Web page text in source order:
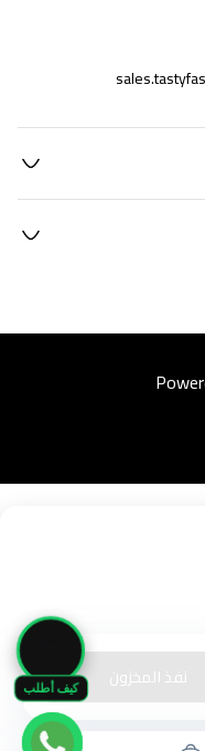
كيف أطلب نفذ المخزون